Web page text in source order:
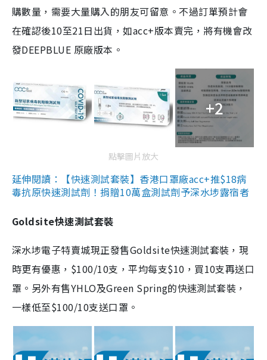
購數量，需要大量購入的朋友可留意。不過訂單預計會
在確認後10至21日出貨，如acc+版本賣完，將有機會改
發DEEPBLUE 原廠版本。
+2
點擊圖片放大
延伸閱讀：【快速測試套裝】香港口罩廠acc+推$18病
毒抗原快速測試劑！捐贈10萬盒測試劑予深水埗露宿者
Goldsite快速測試套裝
深水埗電子特賣城現正發售Goldsite快速測試套裝，現
時更有優惠，$100/10支，平均每支$10，買10支再送口
罩。另外有售YHLO及Green Spring的快速測試套裝，
一樣低至$100/10支送口罩。